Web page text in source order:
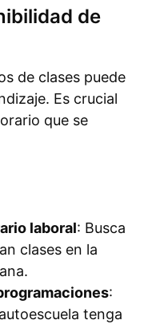
de
de clases puede
Es crucial
que se
laboral: Busca
clases en la
:
tenga